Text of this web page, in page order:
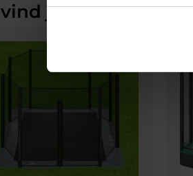
je misschien